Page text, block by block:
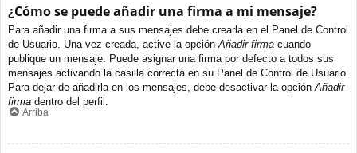
¿Cómo se puede añadir una firma a mi mensaje?
Para añadir una firma a sus mensajes debe crearla en el Panel de Control
de Usuario. Una vez creada, active la opción Añadir firma cuando
publique un mensaje. Puede asignar una firma por defecto a todos sus
mensajes activando la casilla correcta en su Panel de Control de Usuario.
Para dejar de añadirla en los mensajes, debe desactivar la opción Añadir
firma dentro del perfil.
Arriba